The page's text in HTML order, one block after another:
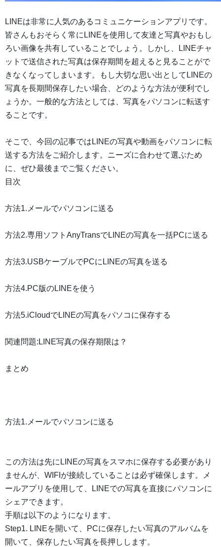
LINEは非常に人気のあるコミュニケーションアプリです。
皆さんもおそらく常にLINEを使用して友達と写真やおもし
ろい画像を共有していることでしょう。しかし、LINEチャ
ットで送信された写真は保存期間を超えると見ることがで
きなくなってしまいます。もし大切な思い出としてLINEの
写真を長期間保存したい場合、どのような方法が便利でし
ょうか。一般的な方法としては、写真をパソコンに転送す
ることです。
そこで、今回の記事ではLINEの写真や動画をパソコンに転
送する方法をご紹介します。ニーズに合わせて選ぶため
に、ぜひ最後までご覧ください。
目次
方法1.メールでパソコンに送る
方法2.専用ソフトAnyTransでLINEの写真を一括PCに送る
方法3.USBケーブルでPCにLINEの写真を送る
方法4.PC版のLINEを使う
方法5.iCloudでLINEの写真をパソコに保存する
関連問題:LINE写真の保存期限は？
まとめ
方法1.メールでパソコンに送る
この方法は先にLINEの写真をスマホに保存する必要があり
ませんが、WIFIが接続していることは必ず確保します。メ
ールアプリを使用して、LINEでの写真を直接にパソコンに
シェアできます。
手順は以下のようになります。
Step1. LINEを開いて、PCに保存したい写真のアルバムを
開いて、保存したい写真を長押しします。